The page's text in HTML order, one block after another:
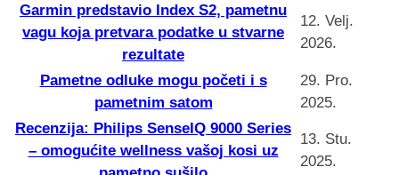
Garmin predstavio Index S2, pametnu
vagu koja pretvara podatke u stvarne
rezultate
12. Velj.
2026.
Pametne odluke mogu početi i s
pametnim satom
29. Pro.
2025.
Recenzija: Philips SenseIQ 9000 Series
– omogućite wellness vašoj kosi uz
13. Stu.
2025.